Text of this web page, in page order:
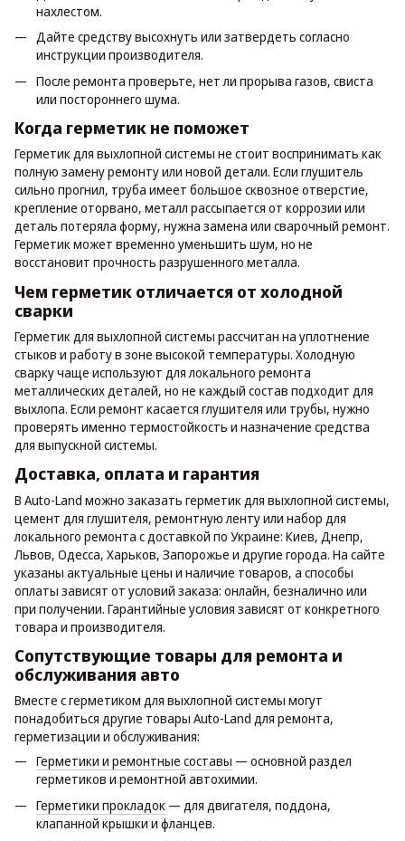
нахлестом.
Дайте средству высохнуть или затвердеть согласно
инструкции производителя.
После ремонта проверьте, нет ли прорыва газов, свиста
или постороннего шума.
Когда герметик не поможет
Герметик для выхлопной системы не стоит воспринимать как
полную замену ремонту или новой детали. Если глушитель
сильно прогнил, труба имеет большое сквозное отверстие,
крепление оторвано, металл рассыпается от коррозии или
деталь потеряла форму, нужна замена или сварочный ремонт.
Герметик может временно уменьшить шум, но не
восстановит прочность разрушенного металла.
Чем герметик отличается от холодной
сварки
Герметик для выхлопной системы рассчитан на уплотнение
стыков и работу в зоне высокой температуры. Холодную
сварку чаще используют для локального ремонта
металлических деталей, но не каждый состав подходит для
выхлопа. Если ремонт касается глушителя или трубы, нужно
проверять именно термостойкость и назначение средства
для выпускной системы.
Доставка, оплата и гарантия
В Auto-Land можно заказать герметик для выхлопной системы,
цемент для глушителя, ремонтную ленту или набор для
локального ремонта с доставкой по Украине: Киев, Днепр,
Львов, Одесса, Харьков, Запорожье и другие города. На сайте
указаны актуальные цены и наличие товаров, а способы
оплаты зависят от условий заказа: онлайн, безналично или
при получении. Гарантийные условия зависят от конкретного
товара и производителя.
Сопутствующие товары для ремонта и
обслуживания авто
Вместе с герметиком для выхлопной системы могут
понадобиться другие товары Auto-Land для ремонта,
герметизации и обслуживания:
Герметики и ремонтные составы — основной раздел
герметиков и ремонтной автохимии.
Герметики прокладок — для двигателя, поддона,
клапанной крышки и фланцев.